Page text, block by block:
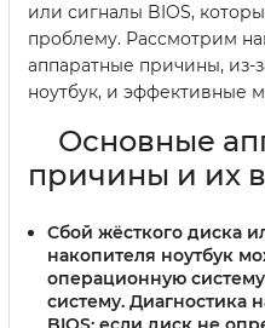
или сигналы BIOS,
проблему. Рассмотрим
аппаратные причины, из-
ноутбук, и эффективные
Основные
причины и их
Сбой жёсткого диска
накопителя ноутбук
операционную
систему. Диагностика